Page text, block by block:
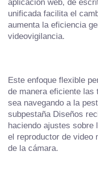
aplicación web, de
unificada facilita el
aumenta la eficiencia
videovigilancia.
Este enfoque flexible
de manera eficiente
sea navegando a la
subpestaña Diseños
haciendo ajustes sobre
el reproductor de video
de la cámara.